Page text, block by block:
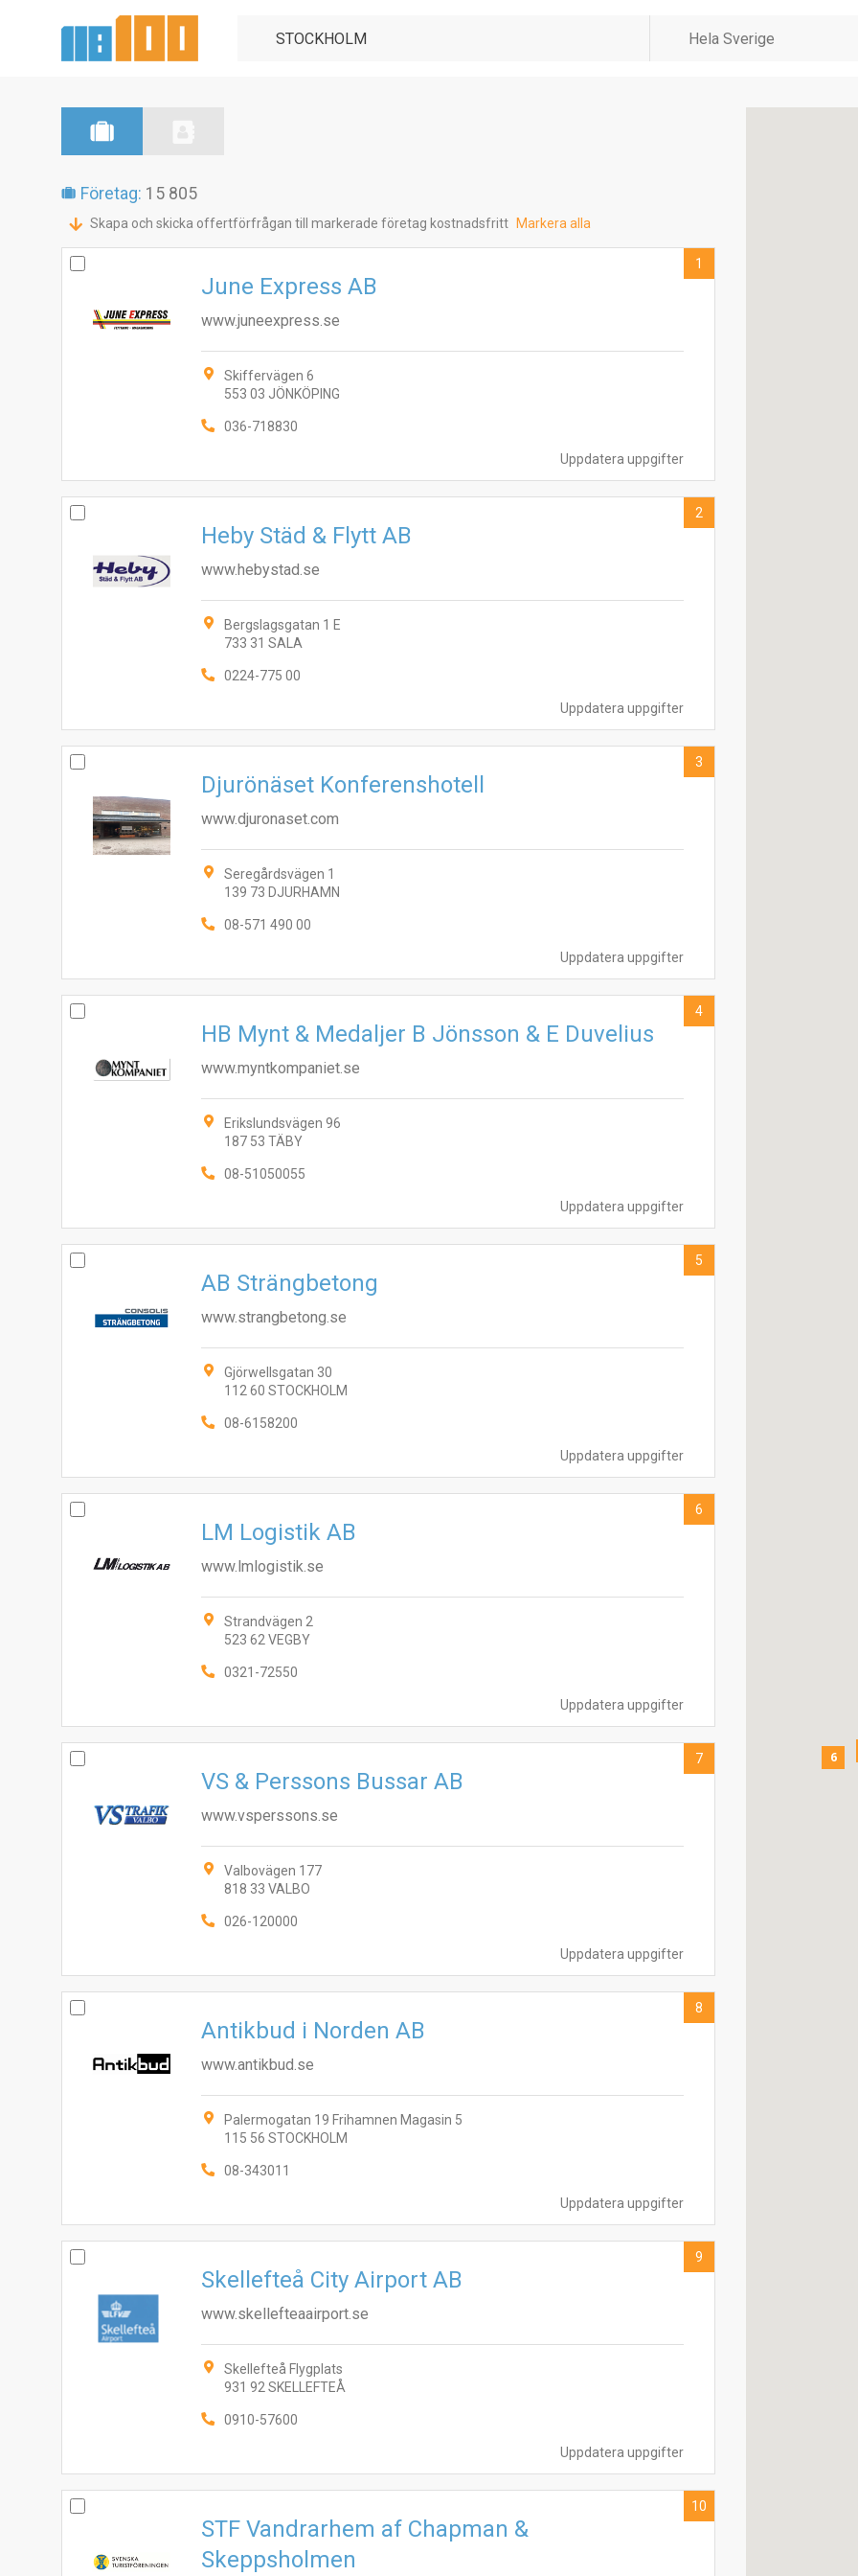
Företag: 15 805
Skapa och skicka offertförfrågan till markerade företag kostnadsfritt Markera alla
Uppdatera uppgifter
June Express AB
www.juneexpress.se
Skiffervägen 6
553 03 JÖNKÖPING
036-718830
1
Uppdatera uppgifter
Heby Städ & Flytt AB
www.hebystad.se
Bergslagsgatan 1 E
733 31 SALA
0224-775 00
2
Uppdatera uppgifter
Djurönäset Konferenshotell
www.djuronaset.com
Seregårdsvägen 1
139 73 DJURHAMN
08-571 490 00
3
Uppdatera uppgifter
HB Mynt & Medaljer B Jönsson & E Duvelius
www.myntkompaniet.se
Erikslundsvägen 96
187 53 TÄBY
08-51050055
4
Uppdatera uppgifter
AB Strängbetong
www.strangbetong.se
Gjörwellsgatan 30
112 60 STOCKHOLM
08-6158200
5
Uppdatera uppgifter
LM Logistik AB
www.lmlogistik.se
Strandvägen 2
523 62 VEGBY
0321-72550
6
Uppdatera uppgifter
VS & Perssons Bussar AB
www.vsperssons.se
Valbovägen 177
818 33 VALBO
026-120000
7
Uppdatera uppgifter
Antikbud i Norden AB
www.antikbud.se
Palermogatan 19 Frihamnen Magasin 5
115 56 STOCKHOLM
08-343011
8
Uppdatera uppgifter
Skellefteå City Airport AB
www.skellefteaairport.se
Skellefteå Flygplats
931 92 SKELLEFTEÅ
0910-57600
9
STF Vandrarhem af Chapman &
Skeppsholmen
10
6